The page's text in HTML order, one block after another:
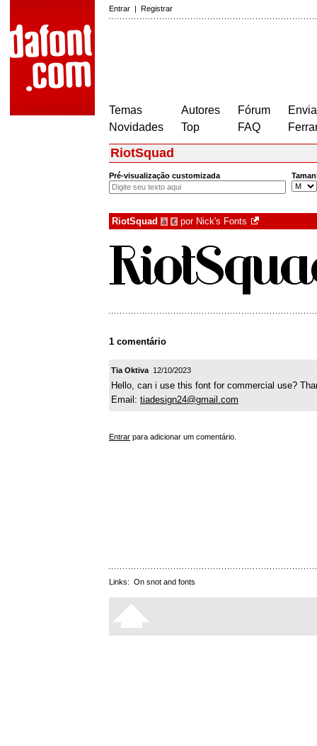
Entrar | Registrar
Temas
Novidades
Autores
Top
Fórum
FAQ
RiotSquad
Pré-visualização customizada
RiotSquad à € por Nick's Fonts
1 comentário
Tia Oktiva 12/10/2023
Hello, can i use this font for commercial use?
Email: tiadesign24@gmail.com
Entrar para adicionar um comentário.
Links: On snot and fonts